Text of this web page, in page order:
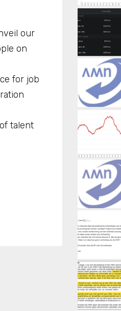
our
on
for job
talent